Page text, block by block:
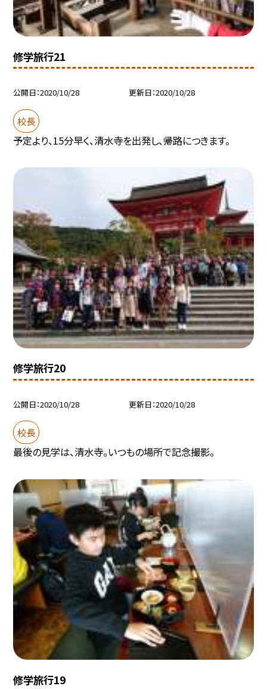
修学旅行21
公開日 2020/10/28 更新日 2020/10/28
校長
予定より、15分早く、清水寺を出発し、帰路につきます。
修学旅行20
公開日 2020/10/28 更新日 2020/10/28
校長
最後の見学は、清水寺。いつもの場所で記念撮影。
修学旅行19